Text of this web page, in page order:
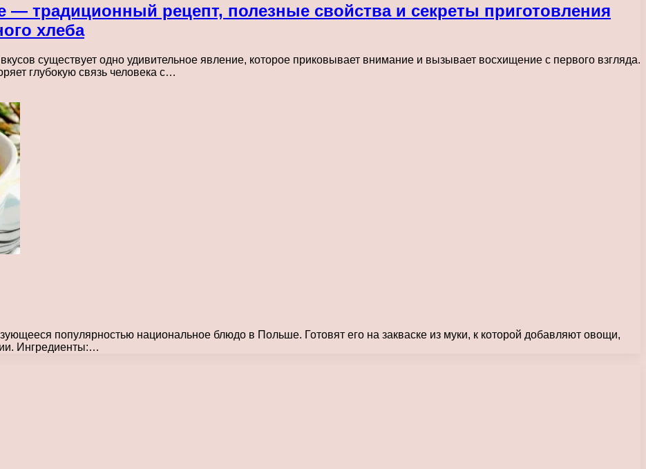
— традиционный рецепт, полезные свойства и секреты приготовления
хлеба
существует одно удивительное явление, которое приковывает внимание и вызывает восхищение с первого взгляда.
глубокую связь человека с…
популярностью национальное блюдо в Польше. Готовят его на закваске из муки, к которой добавляют овощи,
Ингредиенты:…